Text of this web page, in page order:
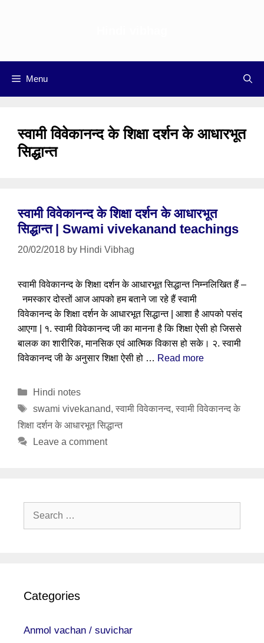
Menu
स्वामी विवेकानन्द के शिक्षा दर्शन के आधारभूत
सिद्धान्त
स्वामी विवेकानन्द के शिक्षा दर्शन के आधारभूत
सिद्धान्त | Swami vivekanand teachings
20/02/2018 by Hindi Vibhag
स्वामी विवेकानन्द के शिक्षा दर्शन के आधारभूत सिद्धान्त निम्नलिखित हैं –
नमस्कार दोस्तों आज आपको हम बताने जा रहे हैं स्वामी
विवेकानन्द के शिक्षा दर्शन के आधारभूत सिद्धान्त | आशा है आपको पसंद
आएगा | १. स्वामी विवेकानन्द जी का मानना है कि शिक्षा ऐसी हो जिससे
बालक का शारीरिक, मानसिक एवं आत्मिक विकास हो सके। २. स्वामी
विवेकानन्द जी के अनुसार शिक्षा ऐसी हो … Read more
Categories
Hindi notes
Tags
swami vivekanand, स्वामी विवेकानन्द, स्वामी विवेकानन्द के
शिक्षा दर्शन के आधारभूत सिद्धान्त
Leave a comment
Search
Categories
Anmol vachan / suvichar